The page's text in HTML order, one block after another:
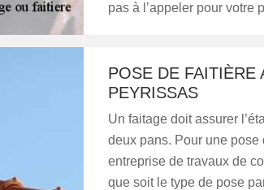
pas à l’appeler pour votre
POSE DE FAITIÈRE
PEYRISSAS
Un faitage doit assurer
deux pans. Pour une
entreprise de travaux de
que soit le type de pose